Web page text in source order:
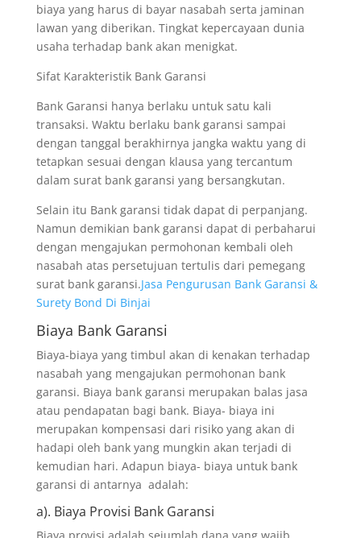
biaya yang harus di bayar nasabah serta jaminan
lawan yang diberikan. Tingkat kepercayaan dunia
usaha terhadap bank akan menigkat.
Sifat Karakteristik Bank Garansi
Bank Garansi hanya berlaku untuk satu kali
transaksi. Waktu berlaku bank garansi sampai
dengan tanggal berakhirnya jangka waktu yang di
tetapkan sesuai dengan klausa yang tercantum
dalam surat bank garansi yang bersangkutan.
Selain itu Bank garansi tidak dapat di perpanjang.
Namun demikian bank garansi dapat di perbaharui
dengan mengajukan permohonan kembali oleh
nasabah atas persetujuan tertulis dari pemegang
surat bank garansi.Jasa Pengurusan Bank Garansi &
Surety Bond Di Binjai
Biaya Bank Garansi
Biaya-biaya yang timbul akan di kenakan terhadap
nasabah yang mengajukan permohonan bank
garansi. Biaya bank garansi merupakan balas jasa
atau pendapatan bagi bank. Biaya- biaya ini
merupakan kompensasi dari risiko yang akan di
hadapi oleh bank yang mungkin akan terjadi di
kemudian hari. Adapun biaya- biaya untuk bank
garansi di antarnya adalah:
a). Biaya Provisi Bank Garansi
Biaya provisi adalah sejumlah dana yang wajib